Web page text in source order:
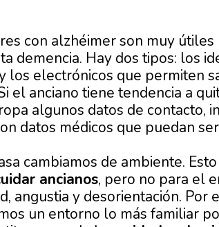
con alzhéimer son muy
demencia. Hay dos tipos: los
los electrónicos que permiten
el anciano tiene tendencia a
algunos datos de contacto,
datos médicos que puedan
cambiamos de ambiente.
ancianos, pero no para el
angustia y desorientación. Por
un entorno lo más familiar